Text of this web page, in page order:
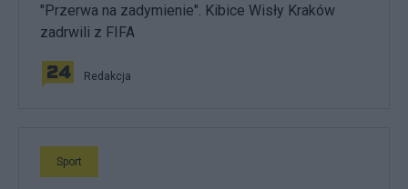
"Przerwa na zadymienie". Kibice Wisły Kraków
zadrwili z FIFA
Redakcja
Sport